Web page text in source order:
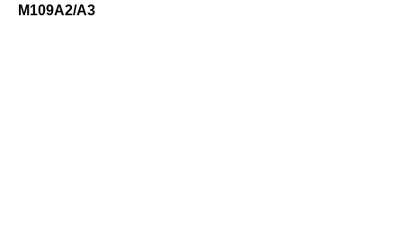
M109A2/A3